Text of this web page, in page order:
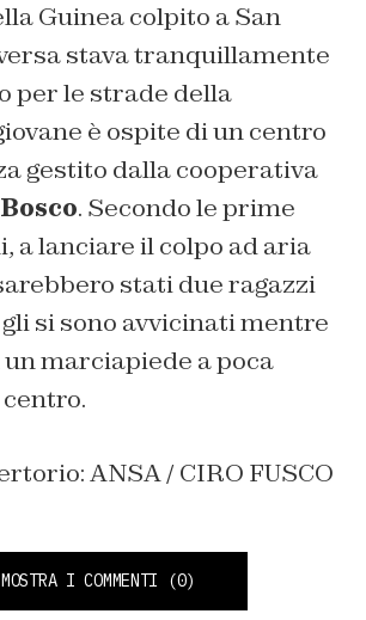
Guinea colpito a San
stava tranquillamente
per le strade della
è ospite di un centro
gestito dalla cooperativa
. Secondo le prime
a lanciare il colpo ad aria
stati due ragazzi
si sono avvicinati mentre
un marciapiede a poca
ANSA / CIRO FUSCO
MOSTRA I COMMENTI (0)